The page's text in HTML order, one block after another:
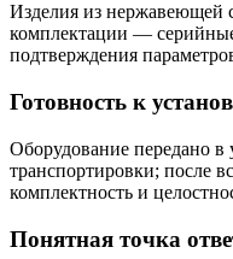
Изделия из нержавеющей
комплектации —
подтверждения
Готовность к
Оборудование передано в
транспортировки; после
комплектность и
Понятная точка